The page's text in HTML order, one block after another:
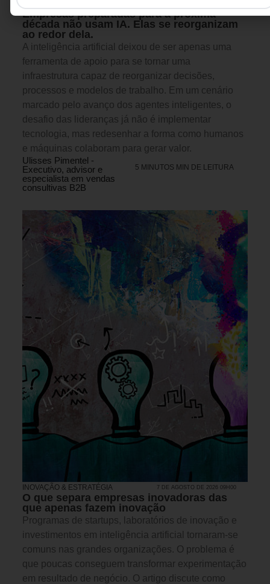
Empresas preparadas para a próxima
década não usam IA. Elas se reorganizam
ao redor dela.
A inteligência artificial deixou de ser apenas uma
ferramenta de apoio para se tornar uma
infraestrutura capaz de reorganizar decisões,
processos e modelos de trabalho. Em um cenário
marcado pelo avanço dos agentes inteligentes, o
desafio das lideranças já não é implementar
tecnologia, mas redesenhar a forma como humanos
e máquinas colaboram para gerar valor.
Ulisses Pimentel -
Executivo, advisor e
especialista em vendas
consultivas B2B
5 MINUTOS MIN DE LEITURA
INOVAÇÃO & ESTRATÉGIA 7 DE AGOSTO DE 2026 09H00
O que separa empresas inovadoras das
que apenas fazem inovação
Programas de startups, laboratórios de inovação e
investimentos em inteligência artificial tornaram-se
comuns nas grandes organizações. O problema é
que poucas conseguem transformar experimentação
em resultado de negócio. O artigo discute como